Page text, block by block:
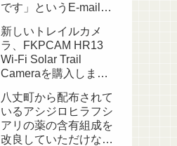
です」というE-mailが
新しいトレイルカメ
ラ、FKPCAM HR13
Wi-Fi Solar Trail
Cameraを購入しまし
八丈町から配布されて
いるアシジロヒラフシ
アリの薬の含有組成を
改良していただけない